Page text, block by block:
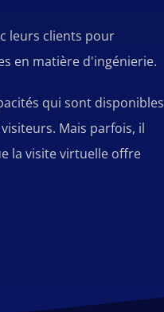
leurs clients pour
en matière d'ingénierie.
qui sont disponibles
Mais parfois, il
la visite virtuelle offre